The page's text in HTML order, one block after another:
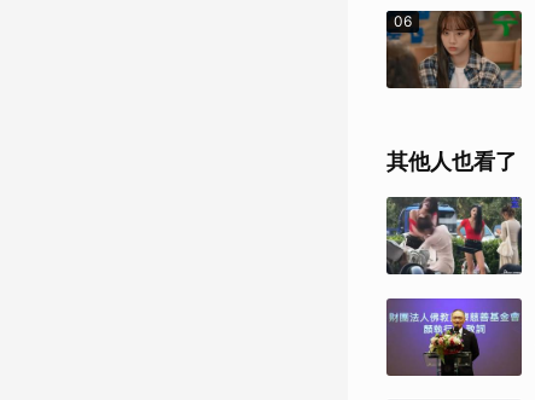
06
其他人也看了